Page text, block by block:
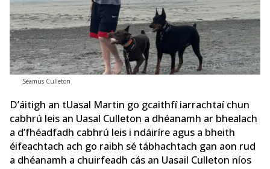
Séamus Culleton
D’áitigh an tUasal Martin go gcaithfí iarrachtaí chun
cabhrú leis an Uasal Culleton a dhéanamh ar bhealach
a d’fhéadfadh cabhrú leis i ndáiríre agus a bheith
éifeachtach ach go raibh sé tábhachtach gan aon rud
a dhéanamh a chuirfeadh cás an Uasail Culleton níos